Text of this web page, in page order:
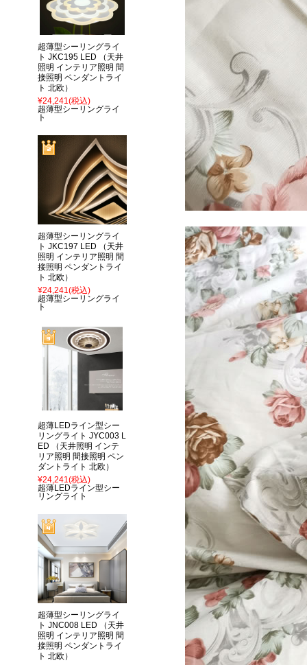
超薄型シーリングライ
ト JKC195 LED （天井
照明 インテリア照明 間
接照明 ペンダントライ
ト 北欧）
¥24,241(税込)
超薄型シーリングライ
ト
超薄型シーリングライ
ト JKC197 LED （天井
照明 インテリア照明 間
接照明 ペンダントライ
ト 北欧）
¥24,241(税込)
超薄型シーリングライ
ト
超薄LEDライン型シー
リングライト JYC003 L
ED （天井照明 インテ
リア照明 間接照明 ペン
ダントライト 北欧）
¥24,241(税込)
超薄LEDライン型シー
リングライト
超薄型シーリングライ
ト JNC008 LED （天井
照明 インテリア照明 間
接照明 ペンダントライ
ト 北欧）